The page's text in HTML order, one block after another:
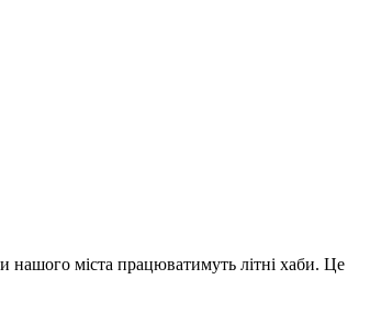
нашого міста працюватимуть літні хаби. Це